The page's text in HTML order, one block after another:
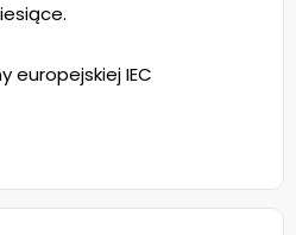
europejskiej IEC